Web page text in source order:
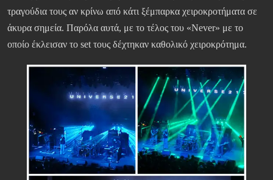
τραγούδια τους αν κρίνω από κάτι ξέμπαρκα χειροκροτήματα σε
άκυρα σημεία. Παρόλα αυτά, με το τέλος του «Never» με το
οποίο έκλεισαν το set τους δέχτηκαν καθολικό χειροκρότημα.